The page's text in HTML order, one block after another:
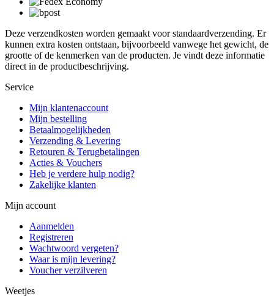
Deze verzendkosten worden gemaakt voor standaardverzending. Er
kunnen extra kosten ontstaan, bijvoorbeeld vanwege het gewicht, de
grootte of de kenmerken van de producten. Je vindt deze informatie
direct in de productbeschrijving.
Service
Mijn klantenaccount
Mijn bestelling
Betaalmogelijkheden
Verzending & Levering
Retouren & Terugbetalingen
Acties & Vouchers
Heb je verdere hulp nodig?
Zakelijke klanten
Mijn account
Aanmelden
Registreren
Wachtwoord vergeten?
Waar is mijn levering?
Voucher verzilveren
Weetjes